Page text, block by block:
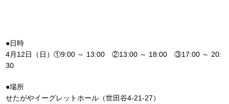
●日時
4月12日（日）①9:00 ～ 13:00 ②13:00 ～ 18:00 ③17:00 ～ 20:
30
●場所
せたがやイーグレットホール（世田谷4-21-27）